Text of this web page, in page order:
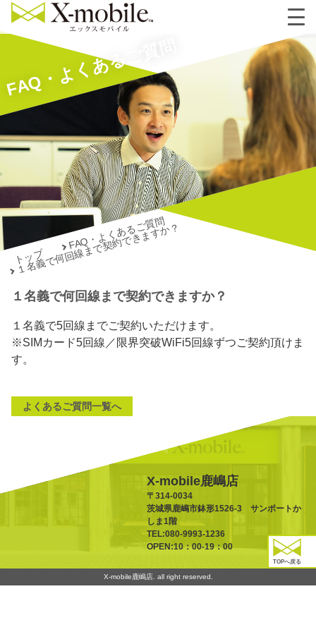
FAQ・よくあるご質問
トップ
FAQ・よくあるご質問
１名義で何回線まで契約できますか？
１名義で何回線まで契約できますか？
１名義で5回線までご契約いただけます。
※SIMカード5回線／限界突破WiFi5回線ずつご契約頂けま
す。
よくあるご質問一覧へ
X-mobile鹿嶋店. all right reserved.
X-mobile鹿嶋店
〒314-0034
茨城県鹿嶋市鉢形1526-3 サンポートか
しま1階
TEL:080-9993-1236
OPEN:10：00-19：00
TOPへ戻る